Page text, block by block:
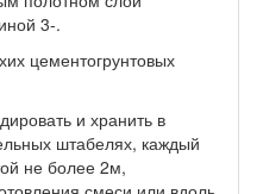
3-.
цементогрунтовых
и хранить в
штабелях, каждый
не более 2м,